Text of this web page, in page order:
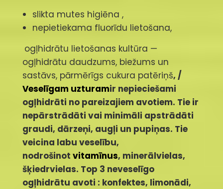
slikta mutes higiēna ,
nepietiekama fluorīdu lietošana,
ogļhidrātu lietošanas kultūra —
ogļhidrātu daudzums, biežums un
sastāvs, pārmērīgs cukura patēriņš, /
Veselīgam uzturamir nepieciešami
ogļhidrāti no pareizajiem avotiem. Tie ir
nepārstrādāti vai minimāli apstrādāti
graudi, dārzeņi, augļi un pupiņas. Tie
veicina labu veselību,
nodrošinot vitamīnus, minerālvielas,
šķiedrvielas. Top 3 neveselīgo
ogļhidrātu avoti : konfektes, limonādi,